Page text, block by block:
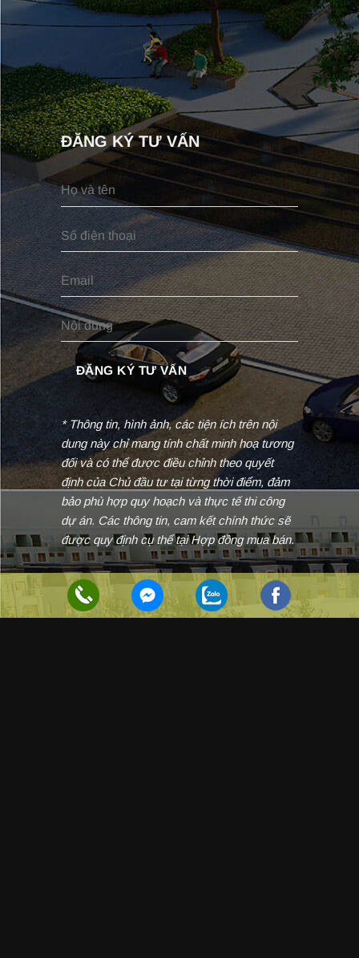
ĐĂNG KÝ TƯ VẤN
* Thông tin, hình ảnh, các tiện ích trên nội
dung này chỉ mang tính chất minh hoạ tương
đối và có thể được điều chỉnh theo quyết
định của Chủ đầu tư tại từng thời điểm, đảm
bảo phù hợp quy hoạch và thực tế thi công
dự án. Các thông tin, cam kết chính thức sẽ
được quy định cụ thể tại Hợp đồng mua bán.